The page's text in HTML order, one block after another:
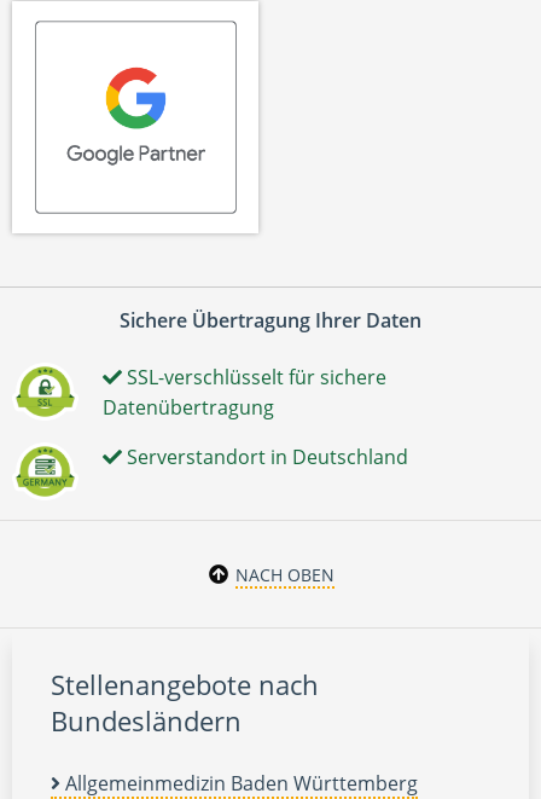
Sichere Übertragung Ihrer Daten
SSL-verschlüsselt für sichere
Datenübertragung
Serverstandort in Deutschland
NACH OBEN
Stellenangebote nach
Bundesländern
Allgemeinmedizin Baden Württemberg